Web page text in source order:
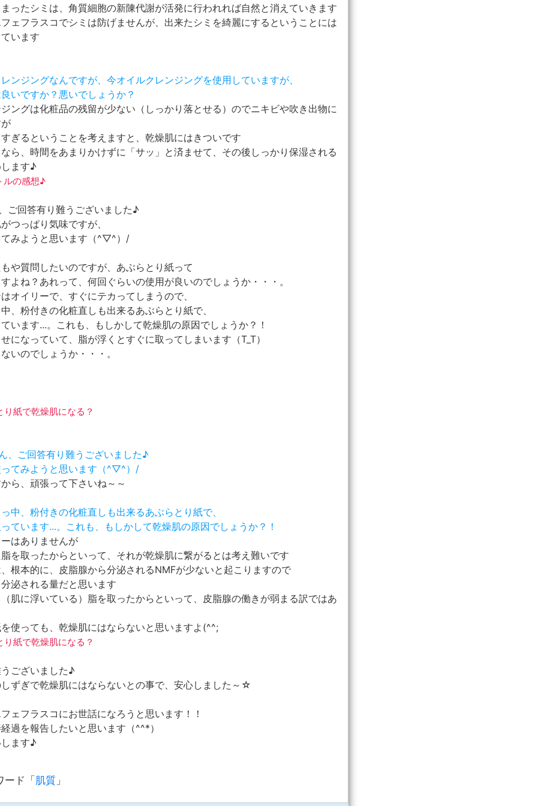
ったシミは、角質細胞の新陳代謝が活発に行われれば自然と消えていきます
ェフラスコでシミは防げませんが、出来たシミを綺麗にするということには
います
ンジングなんですが、今オイルクレンジングを使用していますが、
いですか？悪いでしょうか？
ングは化粧品の残留が少ない（しっかり落とせる）のでニキビや吹き出物に
ぎるということを考えますと、乾燥肌にはきついです
ら、時間をあまりかけずに「サッ」と済ませて、その後しっかり保湿される
ます♪
ルの感想♪
ご回答有り難うございました♪
つっぱり気味ですが、
みようと思います（^▽^）/
や質問したいのですが、あぶらとり紙って
よね？あれって、何回ぐらいの使用が良いのでしょうか・・・。
オイリーで、すぐにテカってしまうので、
、粉付きの化粧直しも出来るあぶらとり紙で、
います...。これも、もしかして乾燥肌の原因でしょうか？！
せになっていて、脂が浮くとすぐに取ってしまいます（T_T）
いのでしょうか・・・。
紙で乾燥肌になる？
、ご回答有り難うございました♪
てみようと思います（^▽^）/
ら、頑張って下さいね～～
中、粉付きの化粧直しも出来るあぶらとり紙で、
ています...。これも、もしかして乾燥肌の原因でしょうか？！
はありませんが
を取ったからといって、それが乾燥肌に繋がるとは考え難いです
根本的に、皮脂腺から分泌されるNMFが少ないと起こりますので
泌される量だと思います
肌に浮いている）脂を取ったからといって、皮脂腺の働きが弱まる訳ではあ
使っても、乾燥肌にはならないと思いますよ(^^;
紙で乾燥肌になる？
ございました♪
ずぎで乾燥肌にはならないとの事で、安心しました～☆
ェフラスコにお世話になろうと思います！！
過を報告したいと思います（^^*）
ます♪
ド「 肌質 」